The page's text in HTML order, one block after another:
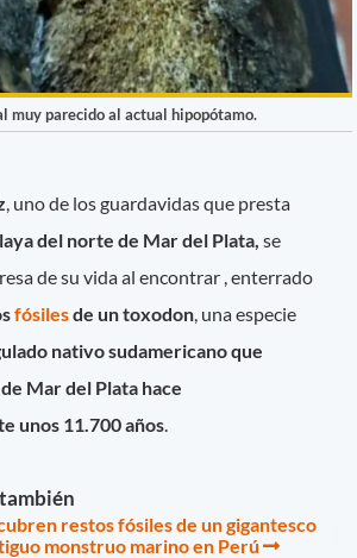
muy parecido al actual hipopótamo.
, uno de los guardavidas que presta
del norte de Mar del Plata, se
de su vida al encontrar , enterrado
fósilesde un toxodon , una especie
nativo sudamericano que
Mar del Plata hace
unos 11.700 años
restos fósiles de un gigantesco
monstruo marino en Perú